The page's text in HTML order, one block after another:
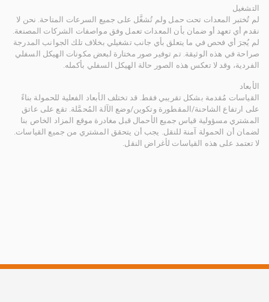
التشغيل
لم تُختبر المعدات تحت حمل ولم تُشغَّل على جميع السرعات المتاحة. نحن لا
نقدم أي تعهد أو ضمان بأن المعدات تعمل وفق مواصفات الشركات المصنعة.
لم يُجرَ أي فحص في ما يتعلق بأي جانب تشغيلي بخلاف تلك الجوانب المدرجة
صراحة في هذه الوثيقة. تم توفير صور مختارة لبعض مكونات الهيكل السفلي
الفردية، وقد لا تعكس هذه الصور حالة الهيكل السفلي بأكمله.
الأبعاد
القياسات مُقدمة بشكل تقريبي فقط. قد تختلف الأبعاد الفعلية للحمولة بناءً
على ارتفاع الشاحنة/المقطورة وتكوين/وضع الآلة المُحمَّلة. تقع على عاتق
المشتري مسؤولية قياس جميع الأحمال قبل مغادرة موقع المزاد الخاص بنا
لضمان أن الحمولة آمنة للنقل. يجب أن يتحقق المشتري من جميع القياسات.
لا تعتمد على هذه القياسات لأغراض النقل.